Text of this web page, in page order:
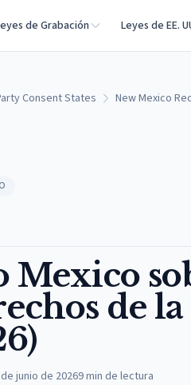
de Grabación Leyes de EE.
Consent States New Mexico
Mexico
de
junio de 20269min de lectura